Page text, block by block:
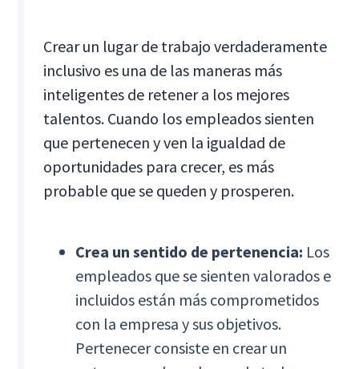
Crear un lugar de trabajo verdaderamente
inclusivo es una de las maneras más
inteligentes de retener a los mejores
talentos. Cuando los empleados sienten
que pertenecen y ven la igualdad de
oportunidades para crecer, es más
probable que se queden y prosperen.
Crea un sentido de pertenencia: Los
empleados que se sienten valorados e
incluidos están más comprometidos
con la empresa y sus objetivos.
Pertenecer consiste en crear un